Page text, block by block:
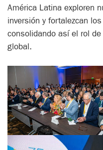
América Latina exploren
inversión y fortalezcan
consolidando así el rol
global.